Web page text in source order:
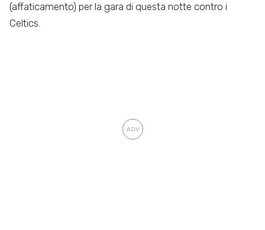
(affaticamento) per la gara di questa notte contro i
Celtics.